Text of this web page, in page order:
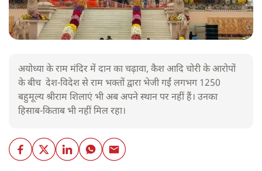
अयोध्या के राम मंदिर में दान का चढ़ावा, कैश आदि चोरी के आरोपों
के बीच देश-विदेश से राम भक्तों द्वारा भेजी गईं लगभग 1250
बहुमूल्य श्रीराम शिलाएं भी अब अपने स्थान पर नहीं हैं। उनका
हिसाब-किताब भी नहीं मिल रहा।